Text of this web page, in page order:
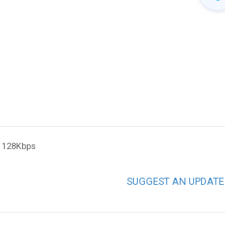
128Kbps
SUGGEST AN UPDATE